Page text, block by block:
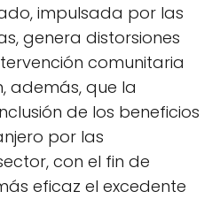
impulsada por las
genera distorsiones
comunitaria
además, que la
de los beneficios
por las
con el fin de
eficaz el excedente